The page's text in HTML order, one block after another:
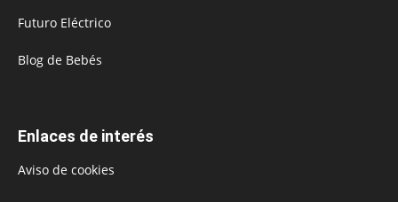
Futuro Eléctrico
Blog de Bebés
Enlaces de interés
Aviso de cookies